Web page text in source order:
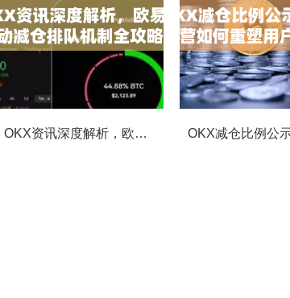
OKX资讯深度解析，欧易自动减仓排队机制全攻略